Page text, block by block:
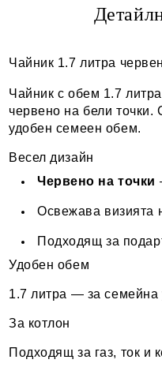
Ние ще се свържем с вас в
Чайник 1.7 литра
Чайник с обем 1.7
червено на бели точки.
удобен семеен обем.
Весел дизайн
Червено на точки
Освежава визията
Подходящ за
Удобен обем
1.7 литра — за семейна
За котлон
Подходящ за газ, ток и